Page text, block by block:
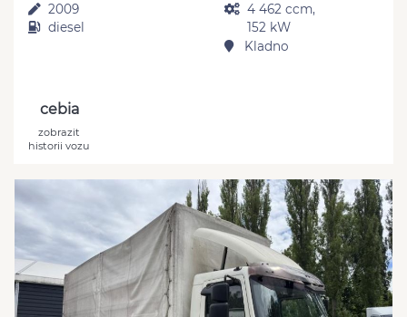
2009
diesel
4 462 ccm,
152 kW
Kladno
cebia
zobrazit
historii vozu